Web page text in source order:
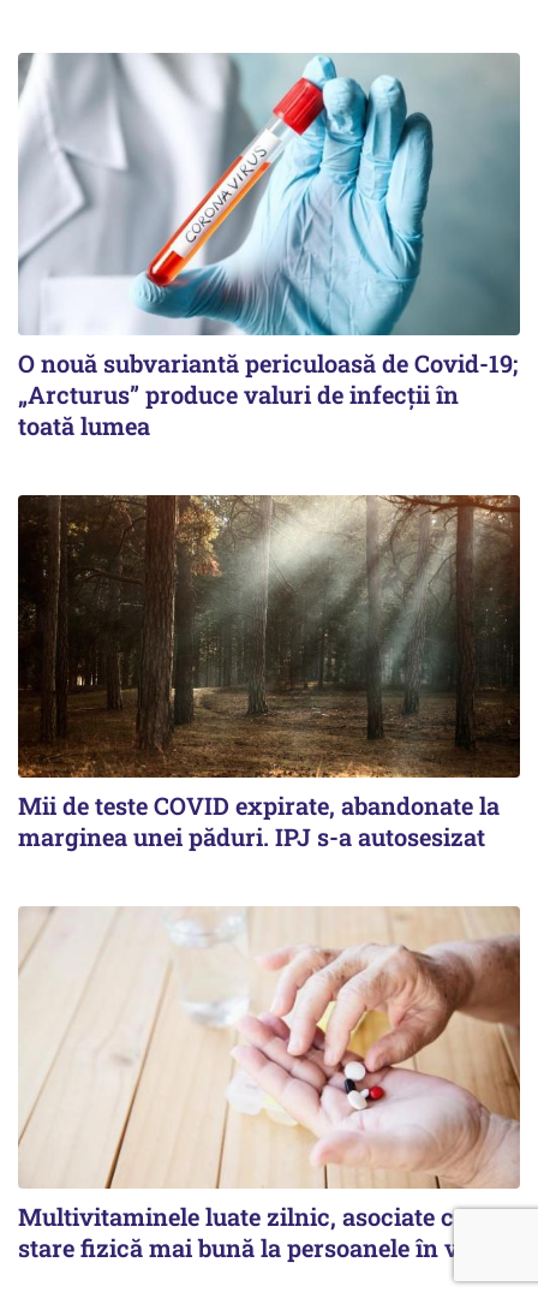
O nouă subvariantă periculoasă de Covid-19;
„Arcturus” produce valuri de infecții în
toată lumea
Mii de teste COVID expirate, abandonate la
marginea unei păduri. IPJ s-a autosesizat
Multivitaminele luate zilnic, asociate cu o
stare fizică mai bună la persoanele în vârstă